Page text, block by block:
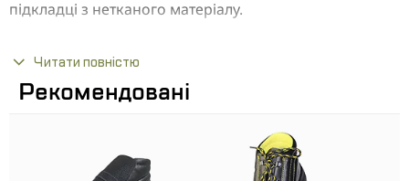
підкладці з нетканого матеріалу.
Верх з натуральної шкіри
Металевий підносок стійкий до ударів з енергією
200 Дж і міцністю на зім'яття до 15 кг
Читати повністю
Рекомендовані